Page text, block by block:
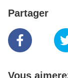
Partager
Vous